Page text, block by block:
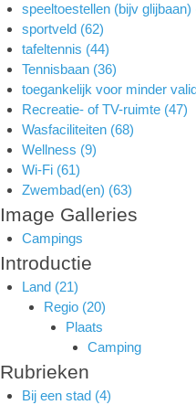
speeltoestellen (bijv glijbaan)
sportveld (62)
tafeltennis (44)
Tennisbaan (36)
toegankelijk voor minder
Recreatie- of TV-ruimte (47)
Wasfaciliteiten (68)
Wellness (9)
Wi-Fi (61)
Zwembad(en) (63)
Image Galleries
Campings
Introductie
Land (21)
Regio (20)
Plaats
Camping
Rubrieken
Bij een stad (4)